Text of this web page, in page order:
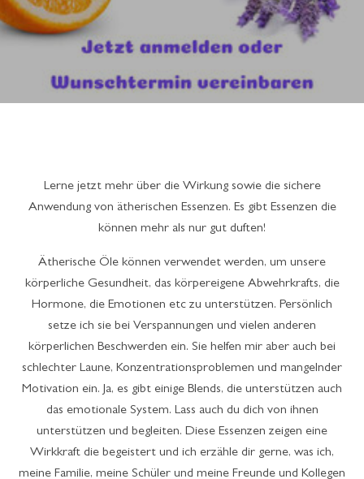
Lerne jetzt mehr über die Wirkung sowie die sichere
Anwendung von ätherischen Essenzen. Es gibt Essenzen die
können mehr als nur gut duften!
Ätherische Öle können verwendet werden, um unsere
körperliche Gesundheit, das körpereigene Abwehrkrafts, die
Hormone, die Emotionen etc zu unterstützen. Persönlich
setze ich sie bei Verspannungen und vielen anderen
körperlichen Beschwerden ein. Sie helfen mir aber auch bei
schlechter Laune, Konzentrationsproblemen und mangelnder
Motivation ein. Ja, es gibt einige Blends, die unterstützen auch
das emotionale System. Lass auch du dich von ihnen
unterstützen und begleiten. Diese Essenzen zeigen eine
Wirkkraft die begeistert und ich erzähle dir gerne, was ich,
meine Familie, meine Schüler und meine Freunde und Kollegen